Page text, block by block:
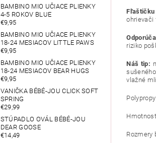
BAMBINO MIO UČIACE PLIENKY
4-5 ROKOV BLUE
€9,95
BAMBINO MIO UČIACE PLIENKY
18-24 MESIACOV LITTLE PAWS
€9,95
BAMBINO MIO UČIACE PLIENKY
18-24 MESIACOV BEAR HUGS
€9,95
VANIČKA BÉBÉ-JOU CLICK SOFT
SPRING
€29,99
STÚPADLO OVÁL BÉBÉ-JOU
DEAR GOOSE
€14,49
ohrievači
riziko
Náš tip:
vlažné
Rozmery